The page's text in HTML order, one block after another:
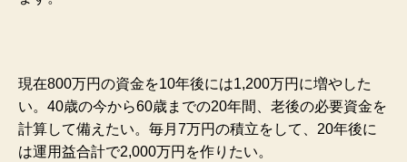
現在800万円の資金を10年後には1,200万円に増やした
い。40歳の今から60歳までの20年間、老後の必要資金を
計算して備えたい。毎月7万円の積立をして、20年後に
は運用益合計で2,000万円を作りたい。